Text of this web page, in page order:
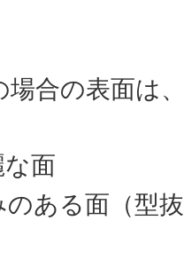
合の表面は
面
ある面（型